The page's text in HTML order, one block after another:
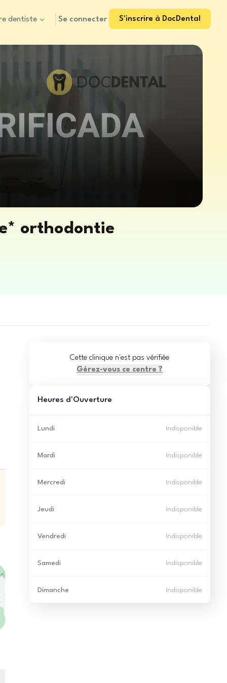
dentiste Se connecter S'inscrire à DocDental
orthodontie
Cette clinique n'est pas vérifiée
Gérez-vous ce centre ?
Heures d'Ouverture
Lundi Indisponible
Mardi Indisponible
Mercredi Indisponible
Jeudi Indisponible
Vendredi Indisponible
Samedi Indisponible
Dimanche Indisponible